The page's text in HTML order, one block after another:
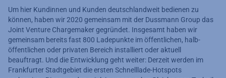
Um hier Kundinnen und Kunden deutschlandweit bedienen zu
können, haben wir 2020 gemeinsam mit der Dussmann Group das
Joint Venture Chargemaker gegründet. Insgesamt haben wir
gemeinsam bereits fast 800 Ladepunkte im öffentlichen, halb-
öffentlichen oder privaten Bereich installiert oder aktuell
beauftragt. Und die Entwicklung geht weiter: Derzeit werden im
Frankfurter Stadtgebiet die ersten Schnelllade-Hotspots